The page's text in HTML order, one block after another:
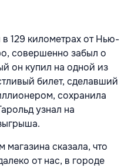
129 километрах от Нью-
совершенно забыл о
он купил на одной из
билет, сделавший
сохранила
узнал на
сказала, что
от нас, в городе